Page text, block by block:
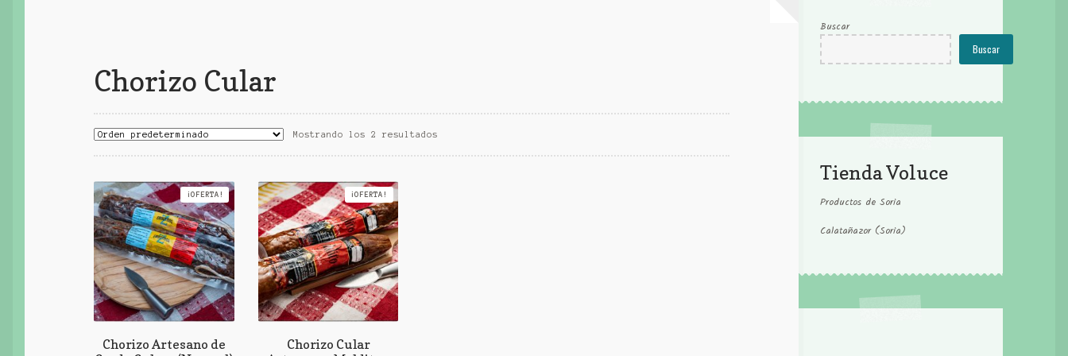
Chorizo Cular
Mostrando los 2 resultados
Chorizo Artesano de
¡OFERTA!
Chorizo Cular
¡OFERTA!
Buscar
Buscar
Tienda Voluce
Productos de Soria
Calatañazor (Soria)